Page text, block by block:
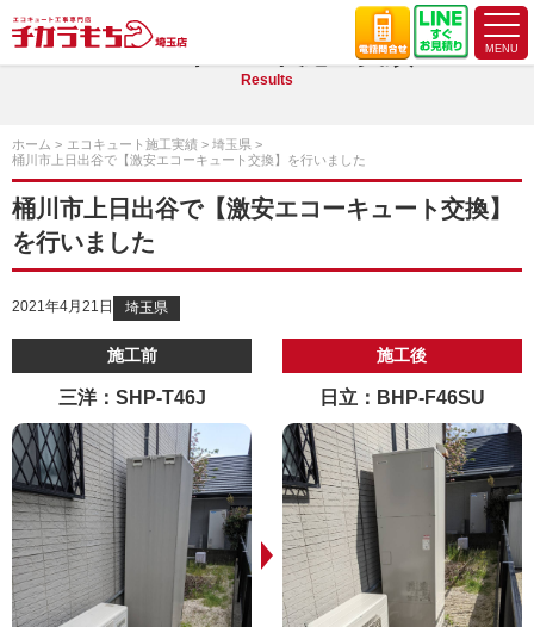
エコキュート施工実績
Results
ホーム エコキュート施工実績
埼玉県
桶川市上日出谷で【激安エコーキュート交換】を行いました
桶川市上日出谷で【激安エコーキュート交換】
を行いました
2021年4月21日 埼玉県
施工前
三洋：SHP-T46J
施工後
日立：BHP-F46SU